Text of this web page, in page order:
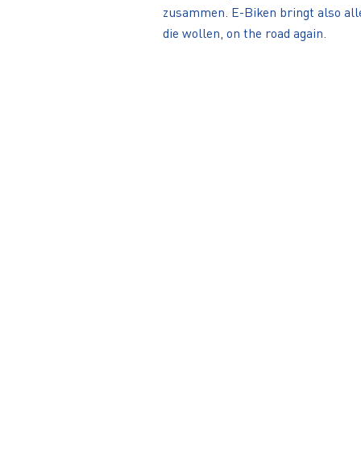
zusammen. E-Biken bringt also
die wollen, on the road again.